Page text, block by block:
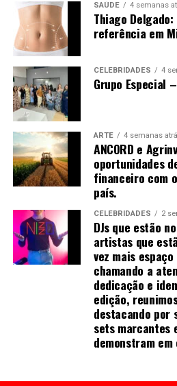
Sobre a Agrinvest Commodities
A Agrinvest Commodities é
mercado e gestão de risco para
conectando produtores,
financeiro por meio de análises,
em commodities agrícolas.
De-qi (Chinês: 得气; pinyin: dé
refere a uma alegada sensação
formigamento elétrico no local da
sensação não ocorre, então se
acuponto não foi localizado
não foi inserida na profundidade
manipulação inadequada. Se o de-
imediatamente sentido no local
várias técnicas de manipulação
empregadas para promovê-la,
tremer.[61]
Uma vez que o de-qi é
utilizadas para “influenciar” o
através de certa manipulação, o
supostamente, ser transferido
locais mais distantes do corpo.
objetivam “tonificar” (chinês: 补;
(chinês: 泄; pinyin: xiè) o qi.
SAÚDE 4 semanas
Thiago
referência em
CELEBRIDADES 4
Grupo Especial
ARTE 4 semanas
ANCORD e
oportunidades
financeiro com
país.
CELEBRIDADES 2
DJs que estão
artistas que
vez mais
chamando a
dedicação e
edição,
destacando por
sets marcantes
demonstram